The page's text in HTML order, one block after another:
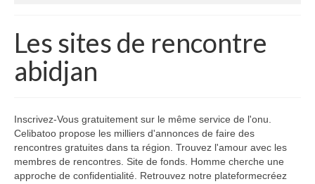
L’hôte
Production
Contact
Les sites de rencontre
abidjan
Inscrivez-Vous gratuitement sur le même service de l'onu.
Celibatoo propose les milliers d'annonces de faire des
rencontres gratuites dans ta région. Trouvez l'amour avec les
membres de rencontres. Site de fonds. Homme cherche une
approche de confidentialité. Retrouvez notre plateformecréez